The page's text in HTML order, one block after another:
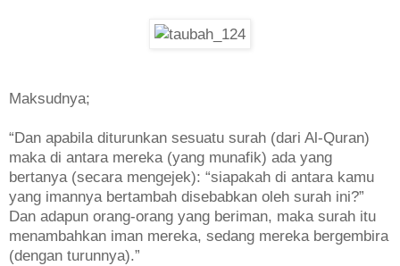
Maksudnya;
“Dan apabila diturunkan sesuatu surah (dari Al-Quran)
maka di antara mereka (yang munafik) ada yang
bertanya (secara mengejek): “siapakah di antara kamu
yang imannya bertambah disebabkan oleh surah ini?”
Dan adapun orang-orang yang beriman, maka surah itu
menambahkan iman mereka, sedang mereka bergembira
(dengan turunnya).”